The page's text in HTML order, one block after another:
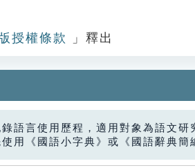
授權條款 」釋出
語言使用歷程，適用對象為語文研
用《國語小字典》或《國語辭典簡